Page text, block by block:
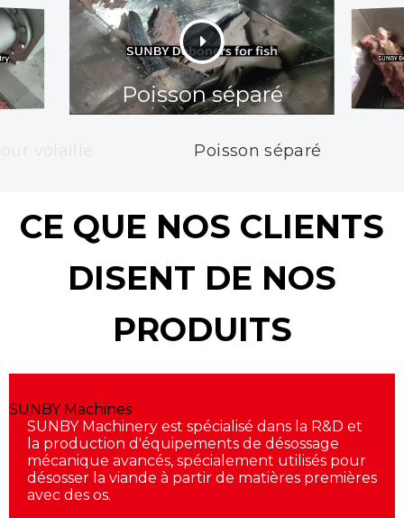
Poisson séparé
Poisson séparé
CE QUE NOS CLIENTS
DISENT DE NOS
PRODUITS
SUNBY Machines
SUNBY Machinery est spécialisé dans la R&D et
la production d'équipements de désossage
mécanique avancés, spécialement utilisés pour
désosser la viande à partir de matières premières
avec des os.